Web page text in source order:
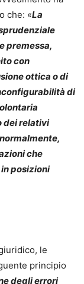
che: «La
premessa,
con
ottica o di
di
dei relativi
che
posizioni
le
principio
degli errori